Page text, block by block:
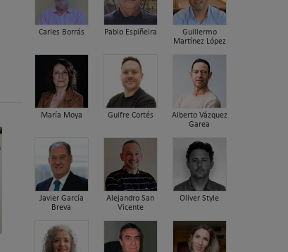
Carles Borrás Pablo Espiñeira
Guillermo
Martínez López
María Moya Guifre Cortés
Alberto Vázquez
Garea
Javier García
Breva
Alejandro San
Vicente
Oliver Style